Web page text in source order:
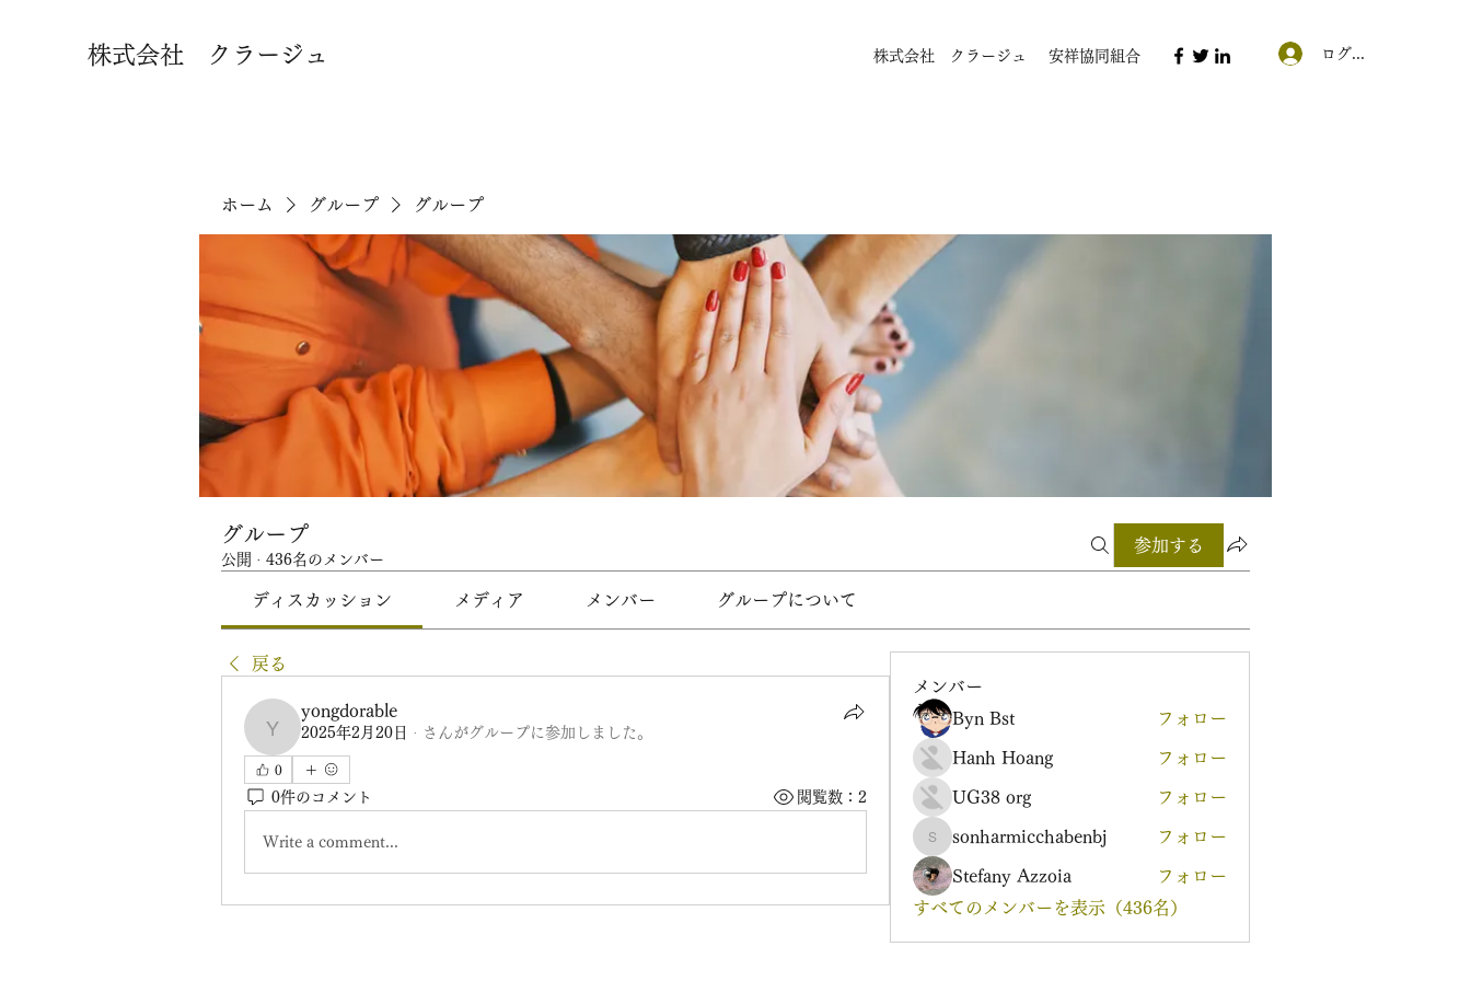
株式会社 クラージュ 株式会社 クラージュ 安祥協同組合 ログイン
ホーム グループ グループ
グループ
公開 · 436名のメンバー
参加する
ディスカッション メディア メンバー グループについて
戻る
yongdorable
yongdorable
2025年2月20日 · さんがグループに参加しました。
0
0件のコメント 閲覧数：2
Write a comment...
メンバー
Byn Bst
フォロー
Hanh Hoang フォロー
UG38 org フォロー
sonharmicchabenbj
sonharmicchabenbj フォロー
Stefany Azzoia
フォロー
すべてのメンバーを表示（436名）